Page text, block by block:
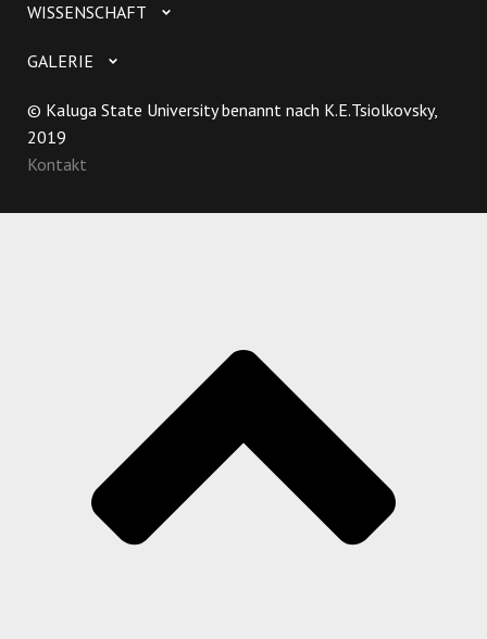
WISSENSCHAFT
GALERIE
© Kaluga State University benannt nach K.E.Tsiolkovsky,
2019
Kontakt